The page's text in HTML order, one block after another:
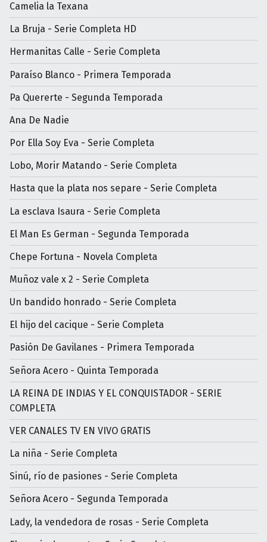
Camelia la Texana
La Bruja - Serie Completa HD
Hermanitas Calle - Serie Completa
Paraíso Blanco - Primera Temporada
Pa Quererte - Segunda Temporada
Ana De Nadie
Por Ella Soy Eva - Serie Completa
Lobo, Morir Matando - Serie Completa
Hasta que la plata nos separe - Serie Completa
La esclava Isaura - Serie Completa
El Man Es German - Segunda Temporada
Chepe Fortuna - Novela Completa
Muñoz vale x 2 - Serie Completa
Un bandido honrado - Serie Completa
El hijo del cacique - Serie Completa
Pasión De Gavilanes - Primera Temporada
Señora Acero - Quinta Temporada
LA REINA DE INDIAS Y EL CONQUISTADOR - SERIE
COMPLETA
VER CANALES TV EN VIVO GRATIS
La niña - Serie Completa
Sinú, río de pasiones - Serie Completa
Señora Acero - Segunda Temporada
Lady, la vendedora de rosas - Serie Completa